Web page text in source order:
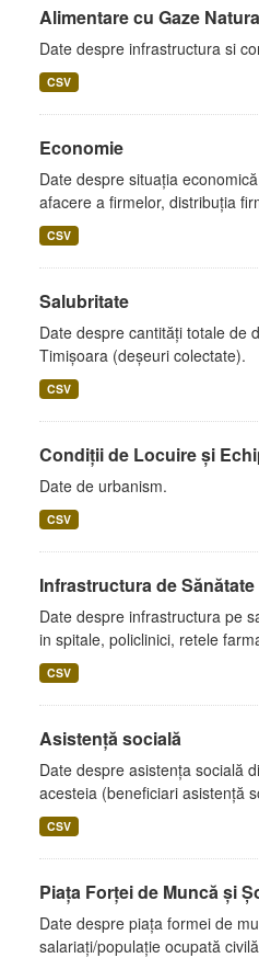
Alimentare cu Gaze
Date despre infrastructura si
CSV
Economie
Date despre situația
afacere a firmelor, distribuția
CSV
Salubritate
Date despre cantități totale de
Timișoara (deșeuri colectate).
CSV
Condiții de Locuire și
Date de urbanism.
CSV
Infrastructura de Sănătate
Date despre infrastructura pe
in spitale, policlinici, retele
CSV
Asistență socială
Date despre asistența socială
acesteia (beneficiari asistență
CSV
Piața Forței de Muncă și
Date despre piața formei de
salariați/populație ocupată